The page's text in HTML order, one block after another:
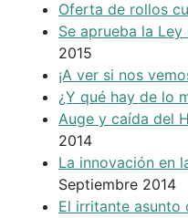
Oferta de rollos
Se aprueba la
2015
¡A ver si nos
¿Y qué hay de lo
Auge y caída del
2014
La innovación en
Septiembre 2014
El irritante asunto